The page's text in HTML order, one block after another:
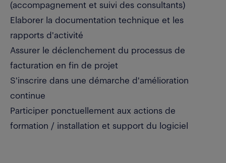
(accompagnement et suivi des consultants)
Elaborer la documentation technique et les
rapports d'activité
Assurer le déclenchement du processus de
facturation en fin de projet
S'inscrire dans une démarche d'amélioration
continue
Participer ponctuellement aux actions de
formation / installation et support du logiciel